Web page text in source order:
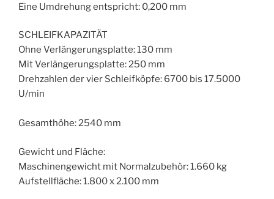
Eine Umdrehung entspricht: 0,200 mm
SCHLEIFKAPAZITÄT
Ohne Verlängerungsplatte: 130 mm
Mit Verlängerungsplatte: 250 mm
Drehzahlen der vier Schleifköpfe: 6700 bis 17.5000
U/min
Gesamthöhe: 2540 mm
Gewicht und Fläche:
Maschinengewicht mit Normalzubehör: 1.660 kg
Aufstellfläche: 1.800 x 2.100 mm